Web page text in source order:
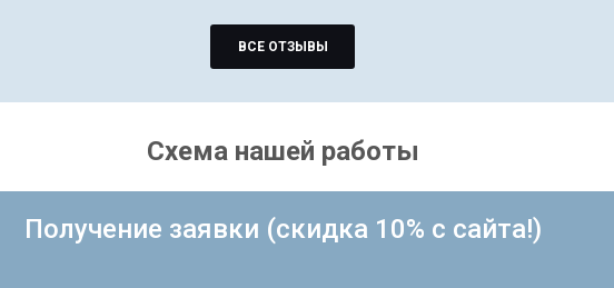
ВСЕ ОТЗЫВЫ
Схема нашей работы
Получение заявки (скидка 10% с сайта!)